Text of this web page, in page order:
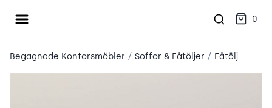
Öppna meny 0
Begagnade Kontorsmöbler / Soffor & Fåtöljer / Fåtölj